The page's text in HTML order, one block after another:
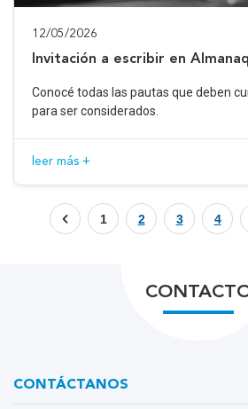
12/05/2026
Invitación a escribir en
Conocé todas las pautas que deben
para ser considerados.
leer más +
1 2 3 4
CONTÁCTANOS